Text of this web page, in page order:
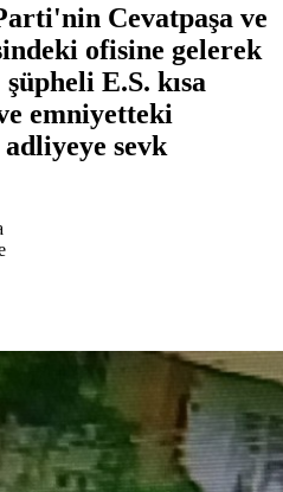
Cevatpaşa ve
ofisine gelerek
E.S. kısa
emniyetteki
sevk